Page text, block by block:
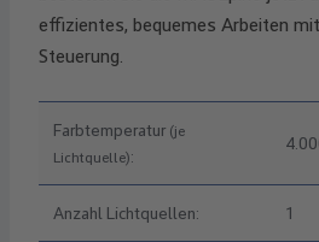
effizientes, bequemes Arbeiten
Steuerung.
Farbtemperatur (je
Lichtquelle):
Anzahl Lichtquellen: 1